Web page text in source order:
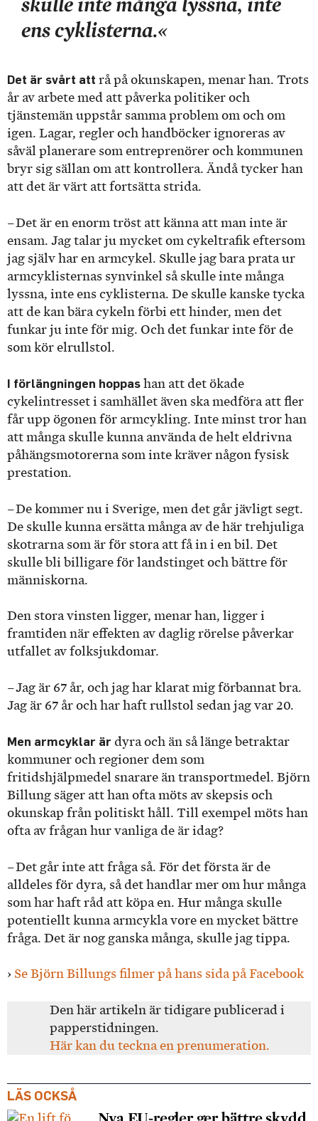
ens cyklisterna.«
Det är svårt att rå på okunskapen, menar han. Trots
år av arbete med att påverka politiker och
tjänstemän uppstår samma problem om och om
igen. Lagar, regler och handböcker ignoreras av
såväl planerare som entreprenörer och kommunen
bryr sig sällan om att kontrollera. Ändå tycker han
att det är värt att fortsätta strida.
– Det är en enorm tröst att känna att man inte är
ensam. Jag talar ju mycket om cykeltrafik eftersom
jag själv har en arm­cykel. Skulle jag bara prata ur
armcyklisternas synvinkel så skulle inte många
lyssna, inte ens cyklisterna. De skulle kanske tycka
att de kan bära cykeln förbi ett hinder, men det
funkar ju inte för mig. Och det funkar inte för de
som kör elrullstol.
I förlängningen hoppas han att det ökade
cykelintresset i samhället även ska medföra att fler
får upp ögonen för armcykling. Inte minst tror han
att många skulle kunna använda de helt eldrivna
påhängsmotorerna som inte kräver någon fysisk
prestation.
– De kommer nu i Sverige, men det går jävligt segt.
De skulle kunna ersätta många av de här trehjuliga
skotrarna som är för stora att få in i en bil. Det
skulle bli billigare för landstinget och bättre för
människorna.
Den stora vinsten ligger, menar han, ligger i
framtiden när effekten av daglig rörelse påverkar
utfallet av folksjukdomar.
– Jag är 67 år, och jag har klarat mig förbannat bra.
Jag är 67 år och har haft rullstol sedan jag var 20.
Men armcyklar är dyra och än så länge betraktar
kommuner och regioner dem som
fritidshjälpmedel snarare än transportmedel. Björn
Billung säger att han ofta möts av skepsis och
okunskap från politiskt håll. Till exempel möts han
ofta av frågan hur vanliga de är idag?
– Det går inte att fråga så. För det första är de
alldeles för dyra, så det handlar mer om hur många
som har haft råd att köpa en. Hur många skulle
potentiellt kunna armcykla vore en mycket bättre
fråga. Det är nog ganska många, skulle jag tippa.
› Se Björn Billungs filmer på hans sida på Facebook
Den här artikeln är tidigare publicerad i
papperstidningen.
Här kan du teckna en prenumeration.
LÄS OCKSÅ
Nya EU-regler ger bättre skydd